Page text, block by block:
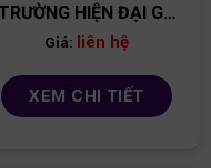
HIỆN ĐẠI GỖ
MDF BH09
Giá: liên hệ
XEM CHI TIẾT